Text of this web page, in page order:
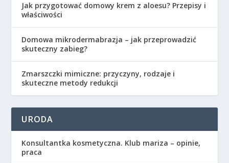
Jak przygotować domowy krem z aloesu? Przepisy i
właściwości
Domowa mikrodermabrazja – jak przeprowadzić
skuteczny zabieg?
Zmarszczki mimiczne: przyczyny, rodzaje i
skuteczne metody redukcji
URODA
Konsultantka kosmetyczna. Klub mariza – opinie,
praca